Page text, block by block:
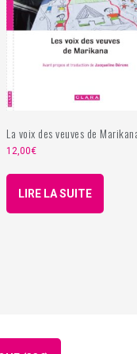
La voix des veuves de
12,00€
LIRE LA SUITE